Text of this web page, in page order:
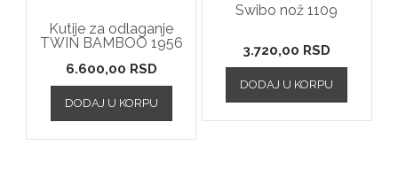
Kutije za odlaganje
TWIN BAMBOO 1956
6.600,00 RSD
DODAJ U KORPU
Swibo nož 1109
3.720,00 RSD
DODAJ U KORPU